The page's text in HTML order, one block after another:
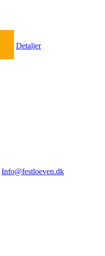
Detaljer
Info@festloeven.dk